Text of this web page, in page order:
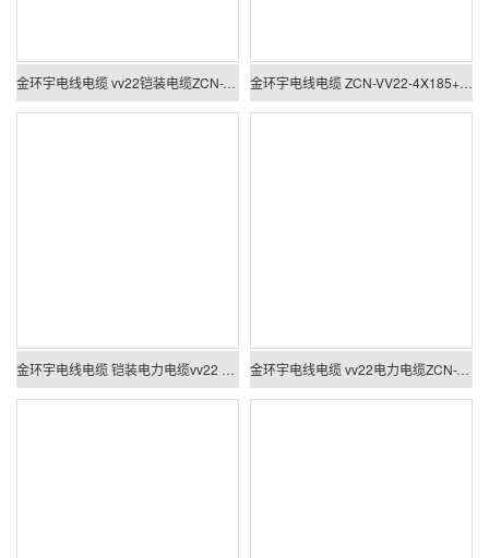
金环宇电线电缆 vv22铠装电缆ZCN-VV22-4X240+1X120平方阻燃耐火电缆 金环宇电线电缆 ZCN-VV22-4X185+1X95平方 c级阻燃耐火电缆 铠装电力电缆
金环宇电线电缆 铠装电力电缆vv22 阻燃耐火电缆ZCN-VV22-4X150+1X70平方 金环宇电线电缆 vv22电力电缆ZCN-VV22-4X120+1X70平方 阻燃耐火电缆